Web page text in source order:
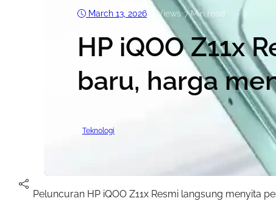
March 13, 2026 Views•7 Min read
HP iQOO Z11x
baru, harga
Teknologi
Peluncuran HP iQOO Z11x Resmi langsung menyita